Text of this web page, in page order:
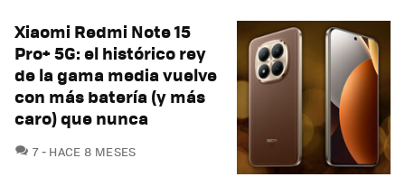
Xiaomi Redmi Note 15
Pro+ 5G: el histórico rey
de la gama media vuelve
con más batería (y más
caro) que nunca
7COMENTARIOS
HACE 8 MESES